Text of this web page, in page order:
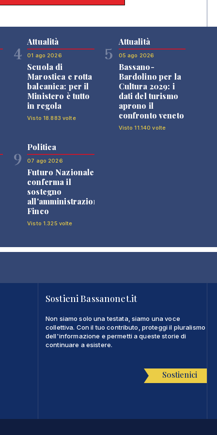
4
Attualità
01 ago 2026
Scuola di
Marostica e rotta
balcanica: per il
Ministero è tutto
in regola
Visto 18.883 volte
5
Attualità
05 ago 2026
Bassano-
Bardolino per la
Cultura 2029: i
dati del turismo
aprono il
confronto veneto
Visto 11.140 volte
9
Politica
07 ago 2026
Futuro Nazionale
conferma il
sostegno
all'amministrazione
Finco
Visto 1.325 volte
Sostieni Bassanonet.it
Non siamo solo una testata, siamo una voce
collettiva. Con il tuo contributo, proteggi il pluralismo
dell'informazione e permetti a queste storie di
continuare a esistere.
Sostienici